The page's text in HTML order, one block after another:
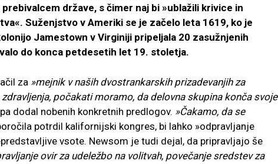
države, s čimer naj bi »ublažili krivice in
Suženjstvo v Ameriki se je začelo leta 1619, ko je
Jamestown v Virginiji pripeljala 20 zasužnjenih
do konca petdesetih let 19. stoletja.
za »mejnik v naših dvostrankarskih prizadevanjih za
počakati moramo, da delovna skupina konča svoje
dodal nobenih konkretnih predlogov. »Čakamo, da se
potrdil kalifornijski kongres, bi lahko »odpravljanje
vsote. Newsom je tudi dejal, da pripravljajo še
ovir za udeležbo na volitvah, povečanje sredstev za